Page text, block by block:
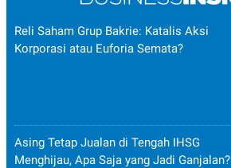
Reli Saham Grup Bakrie: Katalis Aksi
Korporasi atau Euforia Semata?
Asing Tetap Jualan di Tengah IHSG
Menghijau, Apa Saja yang Jadi Ganjalan?